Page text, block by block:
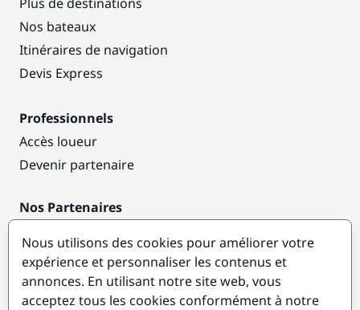
Nos bateaux
Itinéraires de navigation
Devis Express
Professionnels
Accès loueur
Devenir partenaire
Nos Partenaires
Destinations populaires
Nous utilisons des cookies pour améliorer votre
expérience et personnaliser les contenus et
annonces. En utilisant notre site web, vous
acceptez tous les cookies conformément à notre